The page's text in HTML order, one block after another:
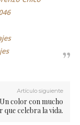
Artículo siguiente
Un color con mucho
que celebra la vida.